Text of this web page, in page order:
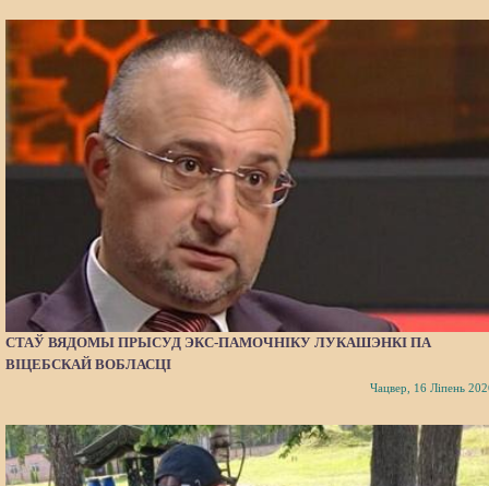
СТАЎ ВЯДОМЫ ПРЫСУД ЭКС-ПАМОЧНІКУ ЛУКАШЭНКІ ПА
ВІЦЕБСКАЙ ВОБЛАСЦІ
Чацвер, 16 Ліпень